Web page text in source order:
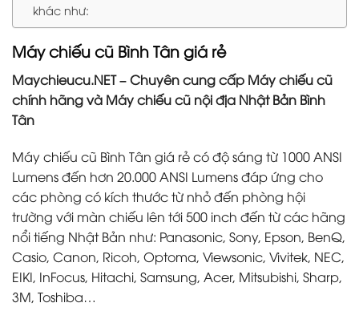
khác như:
Máy chiếu cũ Bình Tân giá rẻ
Maychieucu.NET – Chuyên cung cấp Máy chiếu cũ
chính hãng và Máy chiếu cũ nội địa Nhật Bản Bình
Tân
Máy chiếu cũ Bình Tân giá rẻ có độ sáng từ 1000 ANSI
Lumens đến hơn 20.000 ANSI Lumens đáp ứng cho
các phòng có kích thước từ nhỏ đến phòng hội
trường với màn chiếu lên tới 500 inch đến từ các hãng
nổi tiếng Nhật Bản như: Panasonic, Sony, Epson, BenQ,
Casio, Canon, Ricoh, Optoma, Viewsonic, Vivitek, NEC,
EIKI, InFocus, Hitachi, Samsung, Acer, Mitsubishi, Sharp,
3M, Toshiba…